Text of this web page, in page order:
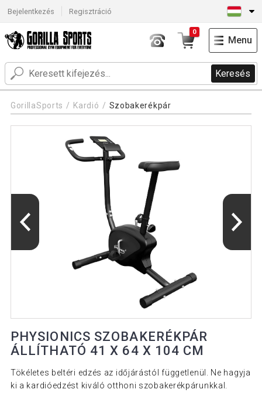
Bejelentkezés Regisztráció
Keresés
0
Menu
GorillaSports Kardió Szobakerékpár
PHYSIONICS SZOBAKERÉKPÁR
ÁLLÍTHATÓ 41 X 64 X 104 CM
Tökéletes beltéri edzés az időjárástól függetlenül. Ne hagyja
ki a kardióedzést kiváló otthoni szobakerékpárunkkal.